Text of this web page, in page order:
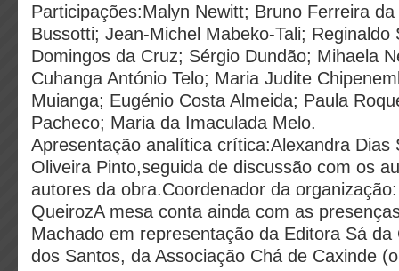
Participações:Malyn Newitt; Bruno Ferreira
Bussotti; Jean-Michel Mabeko-Tali; Reginaldo
Domingos da Cruz; Sérgio Dundão; Mihaela
Cuhanga António Telo; Maria Judite
Muianga; Eugénio Costa Almeida; Paula
Pacheco; Maria da Imaculada Melo.
Apresentação analítica crítica:Alexandra Dias
Oliveira Pinto,seguida de discussão com os
autores da obra.Coordenador da
QueirozA mesa conta ainda com as
Machado em representação da Editora Sá
dos Santos, da Associação Chá de Caxinde